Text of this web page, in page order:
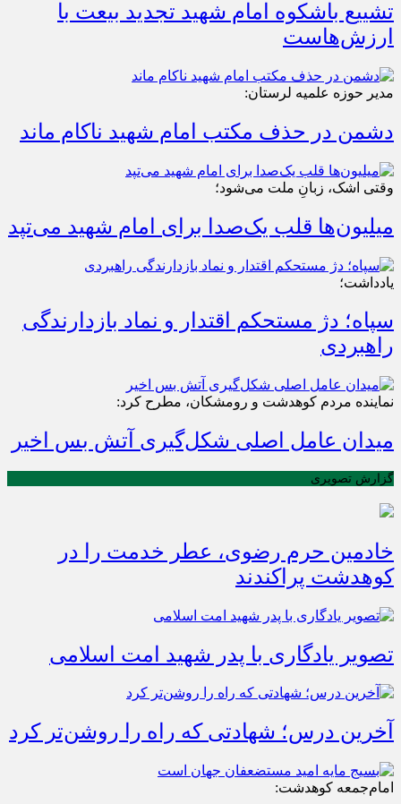
تشییع باشکوه امام شهید تجدید بیعت با
ارزش‌هاست
مدیر حوزه علمیه لرستان:
دشمن در حذف مکتب امام شهید ناکام ماند
وقتی اشک، زبانِ ملت می‌شود؛
میلیون‌ها قلب یک‌صدا برای امام شهید می‌تپد
یادداشت؛
سپاه؛ دژ مستحکم اقتدار و نماد بازدارندگی
راهبردی
نماینده مردم کوهدشت و رومشکان، مطرح کرد:
میدان عامل اصلی شکل‌گیری آتش بس اخیر
گزارش تصویری
خادمین حرم رضوی، عطر خدمت را در
کوهدشت پراکندند
تصویر یادگاری با پدر شهید امت اسلامی
آخرین درس؛ شهادتی که راه را روشن‌تر کرد
امام‌جمعه کوهدشت: